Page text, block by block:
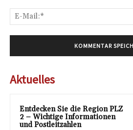
Aktuelles
Entdecken Sie die Region PLZ
2 – Wichtige Informationen
und Postleitzahlen